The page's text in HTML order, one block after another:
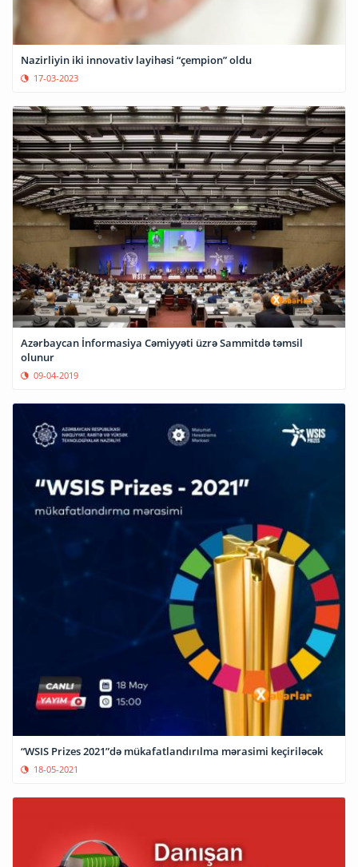
Nazirliyin iki innovativ layihəsi “çempion” oldu
17-03-2023
Azərbaycan İnformasiya Cəmiyyəti üzrə Sammitdə təmsil
olunur
09-04-2019
“WSIS Prizes 2021”də mükafatlandırılma mərasimi keçiriləcək
18-05-2021